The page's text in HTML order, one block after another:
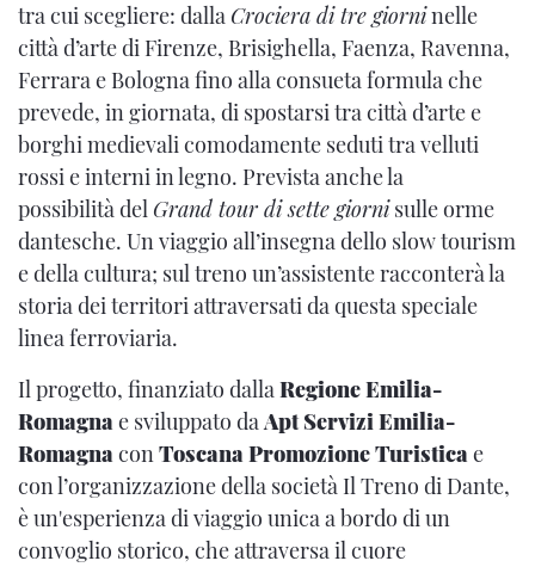
tra cui scegliere: dalla Crociera di tre giorninelle
città d’arte di Firenze, Brisighella, Faenza, Ravenna,
Ferrara e Bologna fino alla consueta formula che
prevede, in giornata, di spostarsi tra città d’arte e
borghi medievali comodamente seduti tra velluti
rossi e interni in legno. Prevista anche la
possibilità del Grand tour di sette giornisulle orme
dantesche. Un viaggio all’insegna dello slow tourism
e della cultura; sul treno un’assistente racconterà la
storia dei territori attraversati da questa speciale
linea ferroviaria.
Il progetto, finanziato dallaRegione Emilia-
Romagnae sviluppato daApt Servizi Emilia-
RomagnaconToscana Promozione Turisticae
con l’organizzazione della società Il Treno di Dante,
è un'esperienza di viaggio unica a bordo di un
convoglio storico, che attraversa il cuore